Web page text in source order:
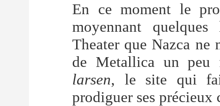
En ce moment le
moyennant
Theater que Nazca
de Metallica un
larsen, le site qui
prodiguer ses précieux